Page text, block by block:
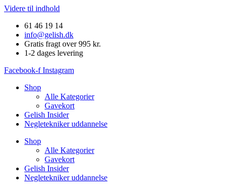
Videre til indhold
61 46 19 14
info@gelish.dk
Gratis fragt over 995 kr.
1-2 dages levering
Facebook-f Instagram
Shop
Alle Kategorier
Gavekort
Gelish Insider
Negletekniker uddannelse
Shop
Alle Kategorier
Gavekort
Gelish Insider
Negletekniker uddannelse